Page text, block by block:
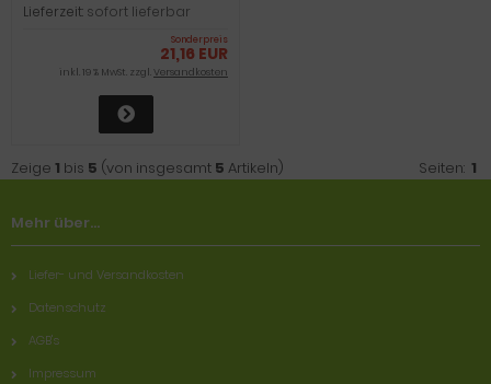
Lieferzeit: sofort lieferbar
Sonderpreis
21,16 EUR
inkl. 19 % MwSt. zzgl.Versandkosten
Zeige 1 bis 5 (von insgesamt 5 Artikeln) Seiten: 1
Mehr über...
Liefer- und Versandkosten
Datenschutz
AGB's
Impressum